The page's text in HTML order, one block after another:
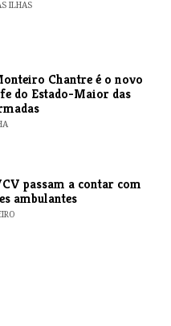
ILHAS
Chantre é o novo
do Estado-Maior das
passam a contar com
ambulantes